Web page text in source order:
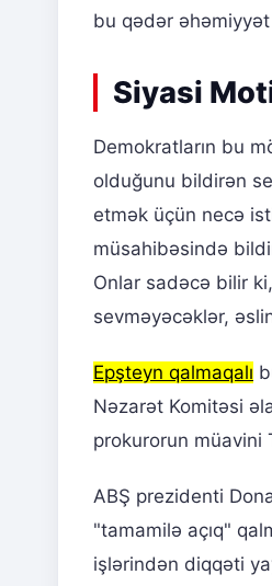
bu qədər
Siyasi
Demokratların bu
olduğunu bildirən
etmək üçün necə
müsahibəsində
Onlar sadəcə bilir
sevməyəcəklər,
Epşteyn qalmaqalı
Nəzarət Komitəsi
prokurorun müavini
ABŞ prezidenti
"tamamilə açıq"
işlərindən diqqəti